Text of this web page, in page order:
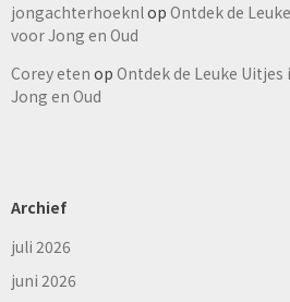
jongachterhoeknlop Ontdek de
voor Jong en Oud
Corey eten op Ontdek de Leuke
Jong en Oud
Archief
juli 2026
juni 2026